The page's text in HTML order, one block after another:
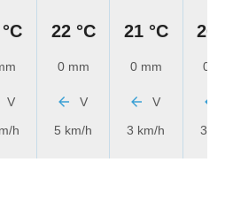
V
h
22 °C
0 mm
V
5 km/h
21 °C
0 mm
V
3 km/h
20 °C
0 mm
3 km/h